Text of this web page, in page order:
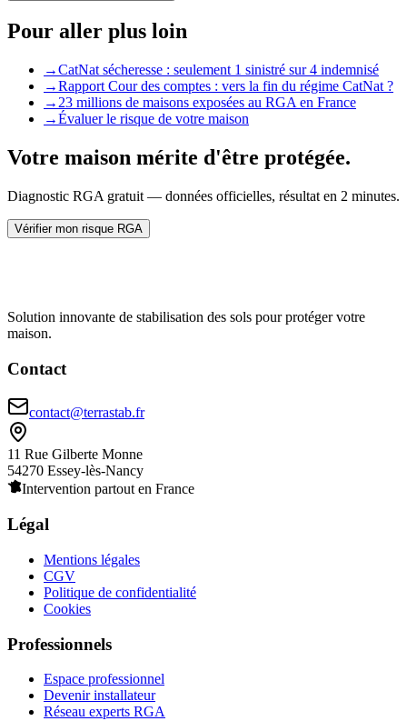
Pour aller plus loin
→CatNat sécheresse : seulement 1 sinistré sur 4 indemnisé
→Rapport Cour des comptes : vers la fin du régime CatNat ?
→ 23 millions de maisons exposées au RGA en France
→Évaluer le risque de votre maison
Votre maison mérite d'être protégée.
Diagnostic RGA gratuit — données officielles, résultat en 2 minutes.
Vérifier mon risque RGA
Solution innovante de stabilisation des sols pour protéger votre
maison.
Contact
contact@terrastab.fr
11 Rue Gilberte Monne
54270 Essey-lès-Nancy
Intervention partout en France
Légal
Mentions légales
CGV
Politique de confidentialité
Cookies
Professionnels
Espace professionnel
Devenir installateur
Réseau experts RGA